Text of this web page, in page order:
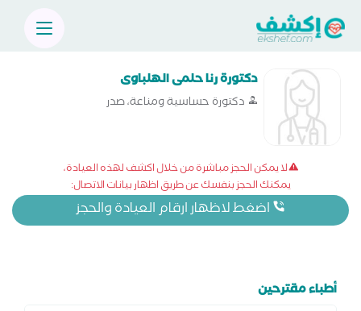
دكتورة رنا حلمى الهلباوى
دكتورة حساسية ومناعة، صدر
لا يمكن الحجز مباشرة من خلال اكشف لهذه العيادة،
يمكنك الحجز بنفسك عن طريق اظهار بيانات الاتصال:
اضغط لاظهار ارقام العيادة والحجز
أطباء مقترحين